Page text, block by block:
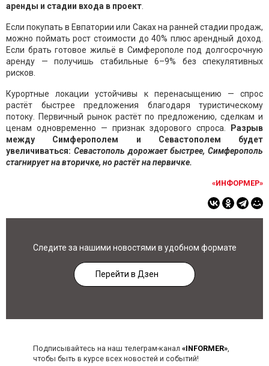
аренды и стадии входа в проект
Если покупать в Евпатории или Саках на ранней стадии продаж,
можно поймать рост стоимости до 40% плюс арендный доход.
Если брать готовое жильё в Симферополе под долгосрочную
аренду — получишь стабильные 6–9% без спекулятивных
рисков.
Курортные локации устойчивы к перенасыщению — спрос
растёт быстрее предложения благодаря туристическому
потоку. Первичный рынок растёт по предложению, сделкам и
ценам одновременно — признак здорового спроса.
Разрыв
между Симферополем и Севастополем будет
увеличиваться: Севастополь дорожает быстрее, Симферополь
стагнирует на вторичке, но растёт на первичке.
«ИНФОРМЕР»
Следите за нашими новостями в удобном формате
Перейти в Дзен
Подписывайтесь на наш телеграм-канал «INFORMER»,
чтобы быть в курсе всех новостей и событий!